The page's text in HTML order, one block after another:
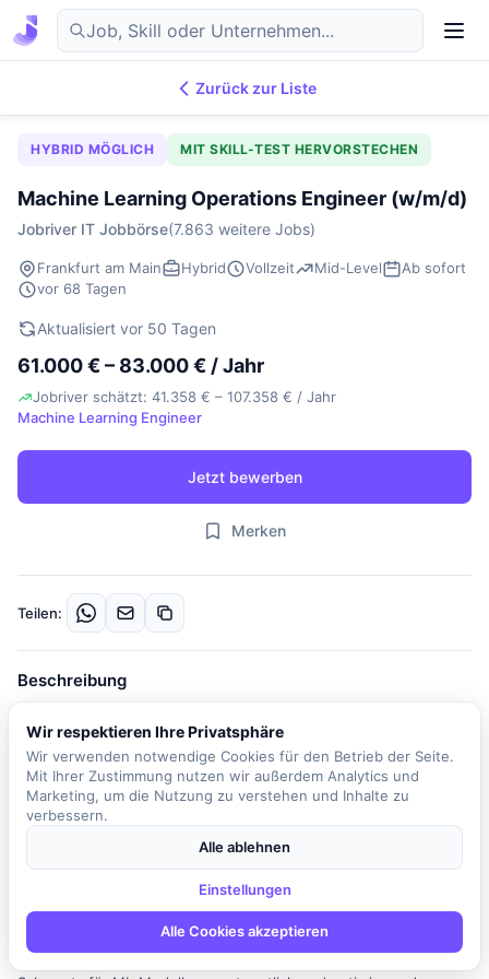
DE
Zurück zur Liste
HYBRID MÖGLICH MIT SKILL-TEST HERVORSTECHEN
Machine Learning Operations Engineer (w/m/d)
Jobriver IT Jobbörse(7.863 weitere Jobs)
Frankfurt am Main Hybrid Vollzeit Mid-Level
Ab sofort
vor 68 Tagen
Aktualisiert vor 50 Tagen
61.000 € – 83.000 € / Jahr
Jobriver schätzt: 41.358 € – 107.358 € / Jahr
Machine Learning Engineer
Jetzt bewerben
Merken
Teilen:
Beschreibung
globales Unternehmen im Bereich der digitalen Transformation. In
dieser Rolle als Machine Learning Operations Engineer sind Sie
Teil eines dynamischen Teams, das fortschrittliche Lösungen für
die Daten- und KI-Transformation konzipiert. Zu Ihren
Hauptaufgaben gehört der Aufbau und Betrieb einer Model-
Serving-Plattform, beispielsweise mit dem Triton Inference Server.
Sie integrieren unterschiedlichste Modelltypen und Frameworks,
darunter PyTorch und TensorFlow, und entwickeln Inference APIs
sowohl für Batch- als auch für Streaming-Anwendungen. Darüber
hinaus sind Sie für das Design robuster Input- und Output-
Wir respektieren Ihre Privatsphäre
Wir verwenden notwendige Cookies für den Betrieb der Seite.
Mit Ihrer Zustimmung nutzen wir außerdem Analytics und
Marketing, um die Nutzung zu verstehen und Inhalte zu
verbessern.
Alle ablehnen
Einstellungen
Alle Cookies akzeptieren